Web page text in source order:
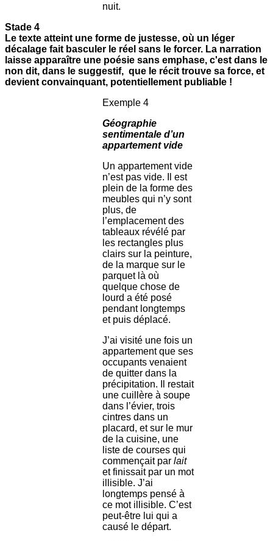
nuit.
Stade 4
Le texte atteint une forme de justesse, où un léger
décalage fait basculer le réel sans le forcer. La narration
laisse apparaître une poésie sans emphase, c'est dans le
non dit, dans le suggestif, que le récit trouve sa force, et
devient convainquant, potentiellement publiable !
Exemple 4
Géographie
sentimentale d’un
appartement vide
Un appartement vide
n’est pas vide. Il est
plein de la forme des
meubles qui n’y sont
plus, de
l’emplacement des
tableaux révélé par
les rectangles plus
clairs sur la peinture,
de la marque sur le
parquet là où
quelque chose de
lourd a été posé
pendant longtemps
et puis déplacé.
J’ai visité une fois un
appartement que ses
occupants venaient
de quitter dans la
précipitation. Il restait
une cuillère à soupe
dans l’évier, trois
cintres dans un
placard, et sur le mur
de la cuisine, une
liste de courses qui
commençait par lait
et finissait par un mot
illisible. J’ai
longtemps pensé à
ce mot illisible. C’est
peut-être lui qui a
causé le départ.